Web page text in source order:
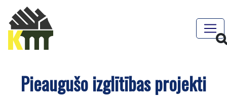
Pieaugušo izglītības projekti